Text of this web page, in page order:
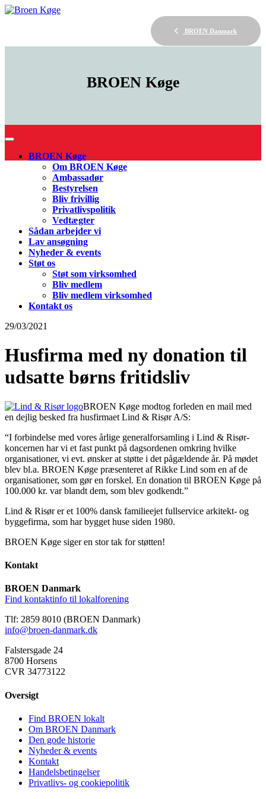
BROEN Danmark
BROENKøge
BROEN Køge
Om BROEN Køge
Ambassadør
Bestyrelsen
Bliv frivillig
Privatlivspolitik
Vedtægter
Sådan arbejder vi
Lav ansøgning
Nyheder & events
Støt os
Støt som virksomhed
Bliv medlem
Bliv medlem virksomhed
Kontakt os
29/03/2021
Husfirma med ny donation til
udsatte børns fritidsliv
BROEN Køge modtog forleden en mail med
en dejlig besked fra husfirmaet Lind & Risør A/S:
“I forbindelse med vores årlige generalforsamling i Lind & Risør-
koncernen har vi et fast punkt på dagsordenen omkring hvilke
organisationer, vi evt. ønsker at støtte i det pågældende år. På mødet
blev bl.a. BROEN Køge præsenteret af Rikke Lind som en af de
organisationer, som gør en forskel. En donation til BROEN Køge på
100.000 kr. var blandt dem, som blev godkendt.”
Lind & Risør er et 100% dansk familieejet fullservice arkitekt- og
byggefirma, som har bygget huse siden 1980.
BROEN Køge siger en stor tak for støtten!
Kontakt
BROEN Danmark
Find kontaktinfo til lokalforening
Tlf: 2859 8010 (BROEN Danmark)
info@broen-danmark.dk
Falstersgade 24
8700 Horsens
CVR 34773122
Oversigt
Find BROEN lokalt
Om BROEN Danmark
Den gode historie
Nyheder & events
Kontakt
Handelsbetingelser
Privatlivs- og cookiepolitik